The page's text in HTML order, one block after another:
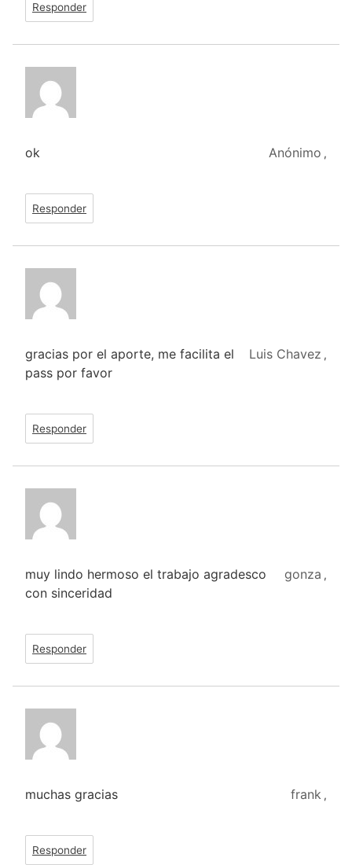
Responder
Anónimo ,
ok
Responder
Luis Chavez ,
gracias por el aporte, me facilita el
pass por favor
Responder
gonza ,
muy lindo hermoso el trabajo agradesco
con sinceridad
Responder
frank ,
muchas gracias
Responder